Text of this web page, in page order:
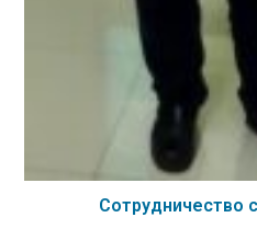
Сотрудничество